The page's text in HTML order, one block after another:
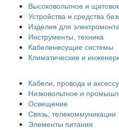
Высоковольтное и
Устройства и средства
Изделия для
Инструменты, техника
Кабеленесущие системы
Климатические и
Кабели, провода и
Низковольтное и
Освещение
Связь, телекоммуникации
Элементы питания